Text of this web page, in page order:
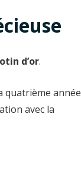
d’or.
quatrième année
avec la